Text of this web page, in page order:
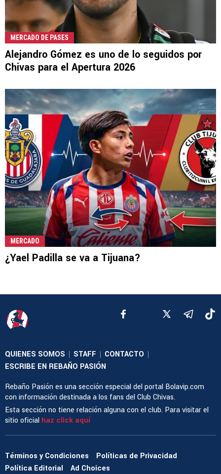
MERCADO DE PASES
Alejandro Gómez es uno de lo seguidos por
Chivas para el Apertura 2026
MERCADO
¿Yael Padilla se va a Tijuana?
QUIENES SOMOS STAFF CONTACTO
ESCRIBE EN REBAÑO PASIÓN
Rebaño Pasión es una sección especial del portal Bolavip.com
con información destinada a los fans del Club Chivas.
Esta sección no tiene relación alguna con el club. Para visitar el
sitio oficial haz click aquí
Términos y Condiciones
Políticas de Privacidad
Política Editorial
Ad Choices